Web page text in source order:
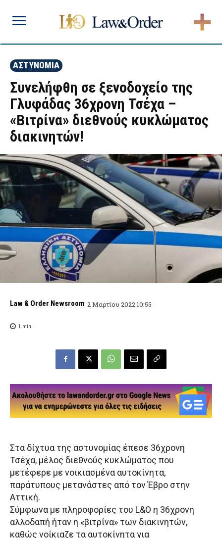
ΑΣΤΥΝΟΜΙΑ
Συνελήφθη σε ξενοδοχείο της
Γλυφάδας 36χρονη Τσέχα –
«Βιτρίνα» διεθνούς κυκλώματος
διακινητών!
Law & Order Newsroom 2 Μαρτίου 2022 10:55
1 min.
Στα δίχτυα της αστυνομίας έπεσε 36χρονη
Τσέχα, μέλος διεθνούς κυκλώματος που
μετέφερε με νοικιασμένα αυτοκίνητα,
παράτυπους μετανάστες από τον Έβρο στην
Αττική.
Σύμφωνα με πληροφορίες του L&O η 36χρονη
αλλοδαπή ήταν η «βιτρίνα» των διακινητών,
καθώς νοίκιαζε τα αυτοκίνητα για